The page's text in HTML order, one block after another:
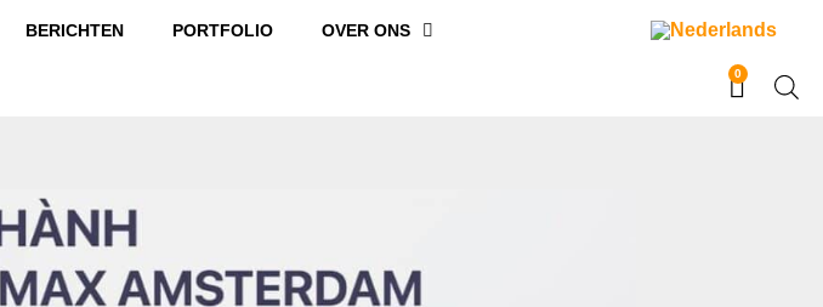
BERICHTEN PORTFOLIO OVER ONS
0